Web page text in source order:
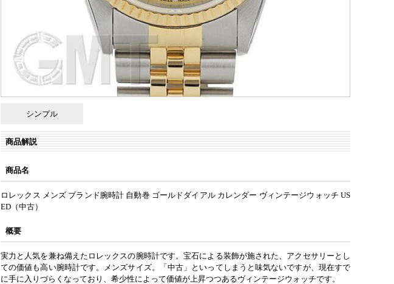
シンプル
商品解説
商品名
ロレックス メンズ ブランド腕時計 自動巻 ゴールドダイアル カレンダー ヴィンテージウォッチ US
ED（中古）
概要
実力と人気を兼ね備えたロレックスの腕時計です。宝石による装飾が施された、アクセサリーとし
ての価値も高い腕時計です。メンズサイズ。「中古」といってしまうと味気ないですが、現在すで
に手に入りづらくなっており、希少性によって価値が上昇つつあるヴィンテージウォッチです。